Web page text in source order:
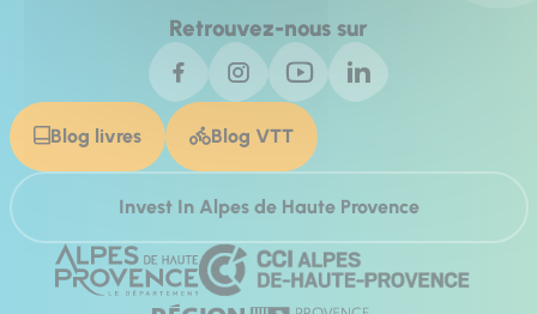
Retrouvez-nous sur
Blog livres Blog VTT
Invest In Alpes de Haute Provence